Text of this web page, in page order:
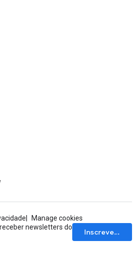
Manage cookies
newsletters do
Inscrever-se